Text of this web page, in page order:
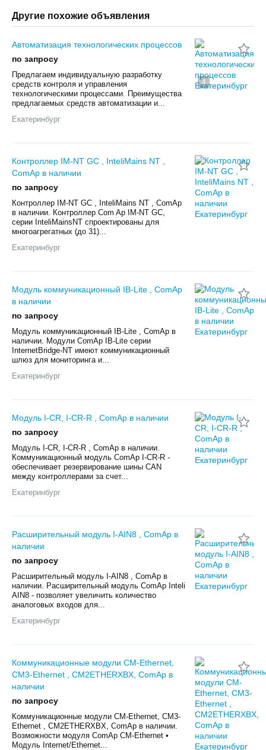
Другие похожие объявления
4
Автоматизация технологических процессов
по запросу
Предлагаем индивидуальную разработку
средств контроля и управления
технологическими процессами. Преимущества
предлагаемых средств автоматизации и...
Екатеринбург
Контроллер IM-NT GC , InteliMains NT ,
ComAp в наличии
по запросу
Контроллер IM-NT GC , InteliMains NT , ComAp
в наличии. Контроллер Com Ap IM-NT GC,
серии InteliMainsNT спроектированы для
многоагрегатных (до 31)...
Екатеринбург
Модуль коммуникационный IB-Lite , ComAp
в наличии
по запросу
Модуль коммуникационный IB-Lite , ComAp в
наличии. Модули ComAp IB-Lite серии
InternetBridge-NT имеют коммуникационный
шлюз для мониторинга и...
Екатеринбург
Модуль I-CR, I-CR-R , ComAp в наличии
по запросу
Модуль I-CR, I-CR-R , ComAp в наличии.
Коммуникационный модуль ComAp I-CR-R -
обеспечивает резервирование шины CAN
между контроллерами за счет...
Екатеринбург
Расширительный модуль I-AIN8 , ComAp в
наличии
по запросу
Расширительный модуль I-AIN8 , ComAp в
наличии. Расширительный модуль ComAp Inteli
AIN8 - позволяет увеличить количество
аналоговых входов для...
Екатеринбург
Коммуникационные модули CM-Ethernet,
CM3-Ethernet , CM2ETHERXBX, ComAp в
наличии
по запросу
Коммуникационные модули CM-Ethernet, CM3-
Ethernet , CM2ETHERXBX, ComAp в наличии.
Возможности модуля ComAp CM-Ethernet •
Модуль Internet/Ethernet...